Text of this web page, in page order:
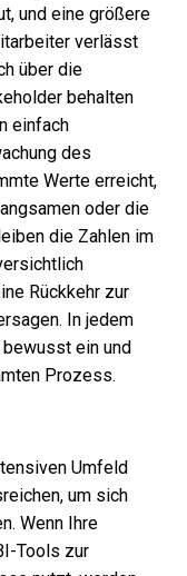
und eine größere
verlässt
über die
behalten
einfach
des
Werte erreicht,
oder die
die Zahlen im
Rückkehr zur
In jedem
ein und
Prozess.
Umfeld
um sich
Wenn Ihre
Tools zur